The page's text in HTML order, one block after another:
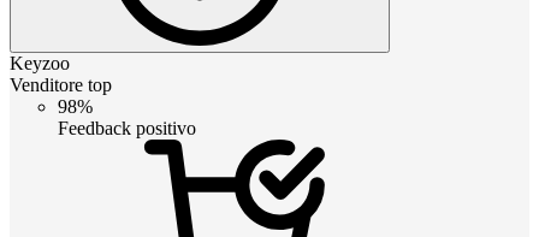
Keyzoo
Venditore top
98%
Feedback positivo